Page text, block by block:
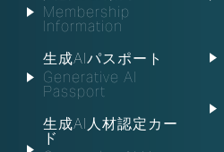
Membership
Information
生成AIパスポート
Generative AI
Passport
生成AI人材認定カー
ド